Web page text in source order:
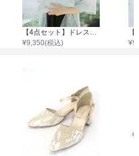
【4点セット】ドレス＆羽織・バック・イヤリング
¥9,350(税込) ¥